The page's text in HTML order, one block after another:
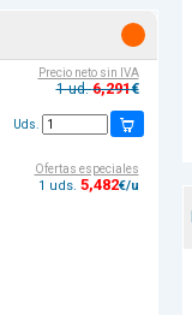
Precio neto sin IVA
1 ud.6,291€
Uds.
Ofertas especiales
1 uds. 5,482€/u